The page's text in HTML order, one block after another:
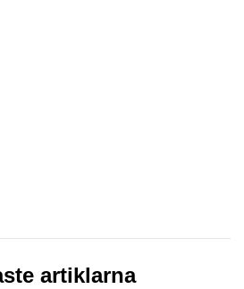
artiklarna